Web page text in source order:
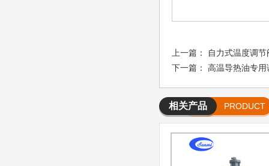
上一篇：
自力式温度调
下一篇： 高温导热油专
相关产品 PRODUCT